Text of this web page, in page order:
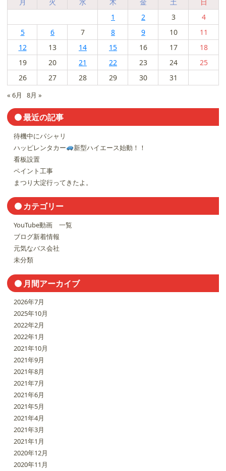
1
2 3
4
5
6 7 8 9 10
11
12
13 14 15 16 17
18
19
20 21 22 23 24
25
26
27 28 29 30 31
« 6月 8月 »
最近の記事
待機中にパシャリ
ハッピレンタカー
新型ハイエース始動！！
看板設置
ペイント工事
まつり大淀行ってきたよ。
カテゴリー
YouTube動画 一覧
ブログ新着情報
元気なバス会社
未分類
月間アーカイブ
2026年7月
2025年10月
2022年2月
2022年1月
2021年10月
2021年9月
2021年8月
2021年7月
2021年6月
2021年5月
2021年4月
2021年3月
2021年1月
2020年12月
2020年11月